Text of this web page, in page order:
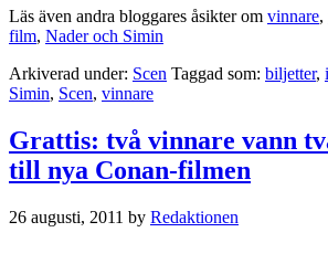
Läs även andra bloggares åsikter om vinnare,
film, Nader och Simin
Arkiverad under: Scen Taggad som: biljetter,
Simin, Scen, vinnare
Grattis: två vinnare vann
till nya Conan-filmen
26 augusti, 2011 by Redaktionen